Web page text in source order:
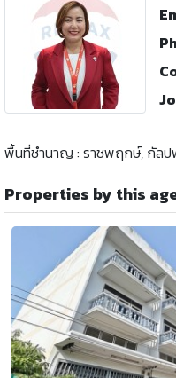
พื้นที่ชำนาญ : ราชพฤกษ์, กัลป
Properties by this